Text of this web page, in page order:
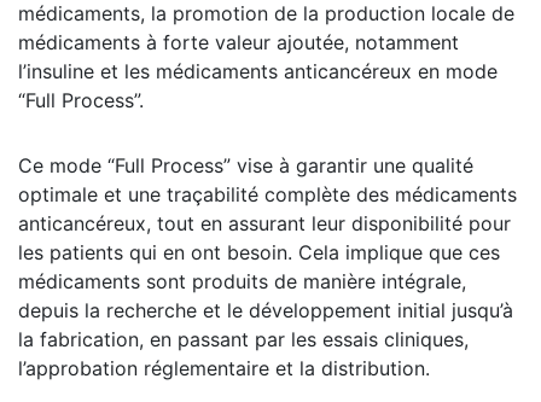
médicaments, la promotion de la production locale de
médicaments à forte valeur ajoutée, notamment
l’insuline et les médicaments anticancéreux en mode
“Full Process”.
Ce mode “Full Process” vise à garantir une qualité
optimale et une traçabilité complète des médicaments
anticancéreux, tout en assurant leur disponibilité pour
les patients qui en ont besoin. Cela implique que ces
médicaments sont produits de manière intégrale,
depuis la recherche et le développement initial jusqu’à
la fabrication, en passant par les essais cliniques,
l’approbation réglementaire et la distribution.